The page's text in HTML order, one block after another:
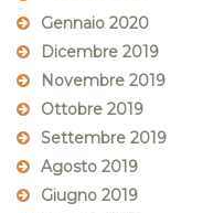
Gennaio 2020
Dicembre 2019
Novembre 2019
Ottobre 2019
Settembre 2019
Agosto 2019
Giugno 2019